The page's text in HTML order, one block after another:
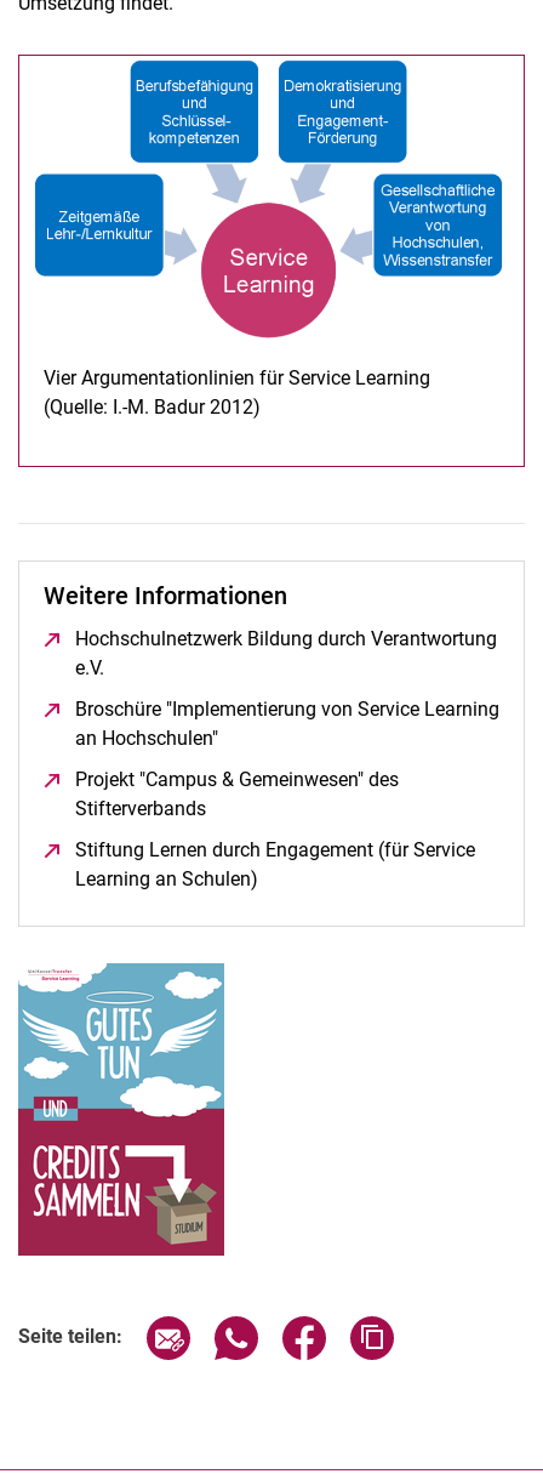
Vier Argumentationlinien für Service Learning
(Quelle: I.-M. Badur 2012)
Weitere Informationen
Hochschulnetzwerk Bildung durch Verantwortung
e.V.
Broschüre "Implementierung von Service Learning
an Hochschulen"
Projekt "Campus & Gemeinwesen" des
Stifterverbands
Stiftung Lernen durch Engagement (für Service
Learning an Schulen)
Seite teilen: Seite über E-Mail teilen
Seite über WhatsApp teilen
Seite über Facebook